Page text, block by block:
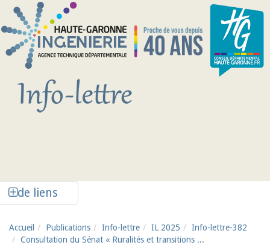
Aller au contenu principal
de liens
Accueil Publications Info-lettre IL 2025
Info-lettre-382
Consultation du Sénat « Ruralités et transitions ...